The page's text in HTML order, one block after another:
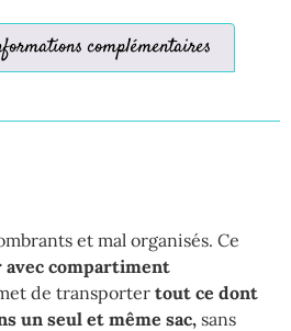
complémentaires
et mal organisés. Ce
avec compartiment
de transporter tout ce dont
un seul et même sac, sans